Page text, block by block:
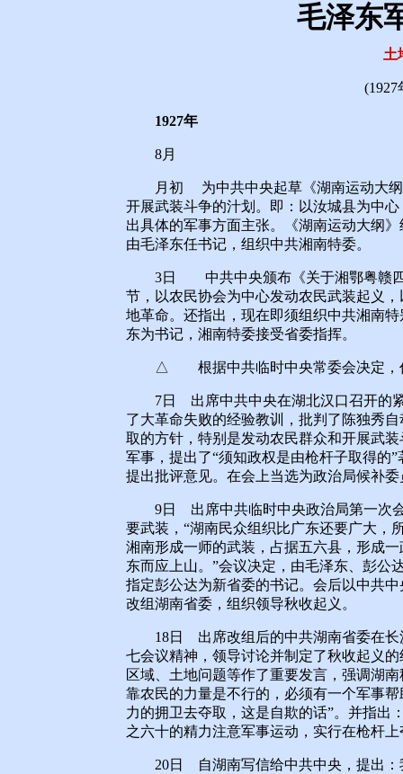
毛泽东
土
(1927
1927年
8月
月初 为中共中央起草《湖南运动大纲
开展武装斗争的汁划。即：以汝城县为中
出具体的军事方面主张。《湖南运动大纲
由毛泽东任书记，组织中共湘南特委。
3日 中共中央颁布《关于湘鄂粤赣四
节，以农民协会为中心发动农民武装起义
地革命。还指出，现在即须组织中共湘南
东为书记，湘南特委接受省委指挥。
△ 根据中共临时中央常委会决定，仍
7日 出席中共中央在湖北汉口召开的紧
了大革命失败的经验教训，批判了陈独秀
取的方针，特别是发动农民群众和开展武
军事，提出了“须知政权是由枪杆子取得的
提出批评意见。在会上当选为政治局候补委
9日 出席中共临时中央政治局第一次会
要武装，“湖南民众组织比广东还要广大，
湘南形成一师的武装，占据五六县，形成
东而应上山。”会议决定，由毛泽东、彭公
指定彭公达为新省委的书记。会后以中共
改组湖南省委，组织领导秋收起义。
18日 出席改组后的中共湖南省委在长
七会议精神，领导讨论并制定了秋收起义
区域、土地问题等作了重要发言，强调湖
靠农民的力量是不行的，必须有一个军事
力的拥卫去夺取，这是自欺的话”。并指出
之六十的精力注意军事运动，实行在枪杆
20日 自湖南写信给中共中央，提出：